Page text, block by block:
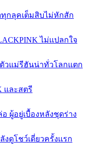
กลุคเต็มสิบไม่หักสัก
ไม่เเปลกใจ
วแม่รีฮันน่าทั่วโลกแตก
และสตรี
ผู้อยู่เบื้องหลังชุดร่าง
ดูโชว์เดี่ยวครั้งเเรก